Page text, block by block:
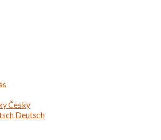
Česky
Deutsch